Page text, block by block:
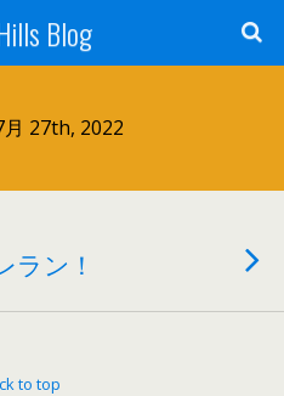
Blog
月 27th, 2022
ラン！
to top